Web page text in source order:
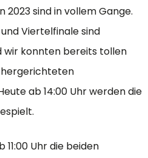
2023 sind in vollem Gange.
und Viertelfinale sind
konnten bereits tollen
hergerichteten
ab 14:00 Uhr werden die
11:00 Uhr die beiden